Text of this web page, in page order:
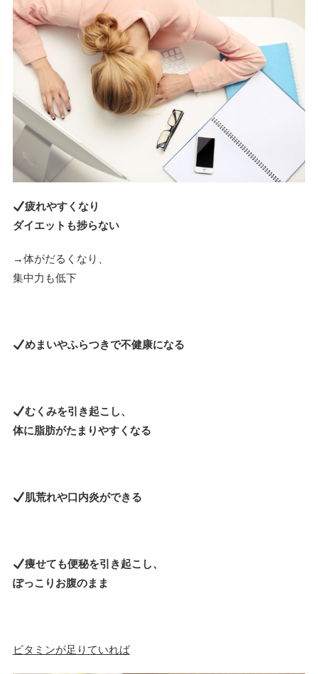
疲れやすくなり
ダイエットも捗らない
→体がだるくなり、
集中力も低下
めまいやふらつきで不健康になる
むくみを引き起こし、
体に脂肪がたまりやすくなる
肌荒れや口内炎ができる
痩せても便秘を引き起こし、
ぽっこりお腹のまま
ビタミンが足りていれば